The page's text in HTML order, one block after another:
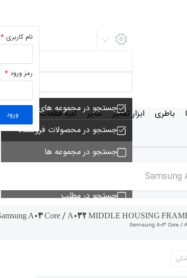
نام کاربری*
رمز ورود*
ورود
جستجو در مجموعه های فروشگاه
جستجو در محصولات فروشگاه
جستجو در مجموعه ها
جستجو در مطلب
جستجو در خبر خوان
باطری ابزار تعمیر سایر
کلیه قطعات